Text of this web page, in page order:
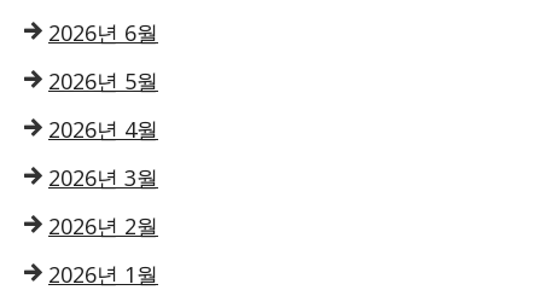
2026년 6월
2026년 5월
2026년 4월
2026년 3월
2026년 2월
2026년 1월